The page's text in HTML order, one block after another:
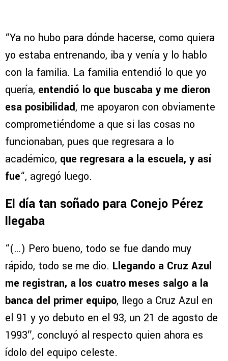
“Ya no hubo para dónde hacerse, como quiera
yo estaba entrenando, iba y venía y lo hablo
con la familia. La familia entendió lo que yo
quería, entendió lo que buscaba y me dieron
esa posibilidad, me apoyaron con obviamente
comprometiéndome a que si las cosas no
funcionaban, pues que regresara a lo
académico, que regresara a la escuela, y así
fue“, agregó luego.
El día tan soñado para Conejo Pérez
llegaba
“(…) Pero bueno, todo se fue dando muy
rápido, todo se me dio. Llegando a Cruz Azul
me registran, a los cuatro meses salgo a la
banca del primer equipo, llego a Cruz Azul en
el 91 y yo debuto en el 93, un 21 de agosto de
1993″, concluyó al respecto quien ahora es
ídolo del equipo celeste.